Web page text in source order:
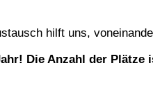
hilft uns,
Die Anzahl der Plätze